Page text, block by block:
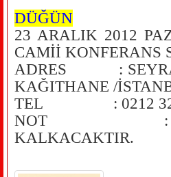
DÜĞÜN
23 ARALIK 2012
CAMİİ KONFERANS
ADRES :
KAĞITHANE /
TEL : 0212 324
NOT :
KALKACAKTIR.